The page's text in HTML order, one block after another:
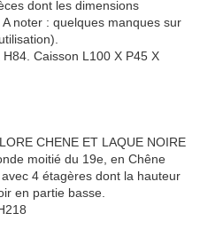
dont les dimensions
noter : quelques manques sur
Caisson L100 X P45 X
CHENE ET LAQUE NOIRE
moitié du 19e, en Chêne
4 étagères dont la hauteur
en partie basse.